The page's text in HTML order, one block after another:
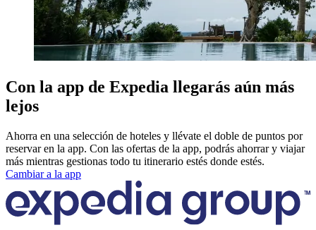
Con la app de Expedia llegarás aún más
lejos
Ahorra en una selección de hoteles y llévate el doble de puntos por
reservar en la app. Con las ofertas de la app, podrás ahorrar y viajar
más mientras gestionas todo tu itinerario estés donde estés.
Cambiar a la app